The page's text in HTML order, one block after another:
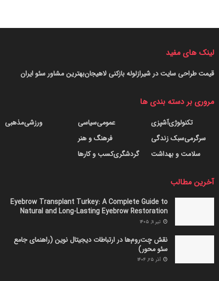
لینک های مفید
بهترین مشاور سئو ایرانلوله بازکنی لاهیجانقیمت طراحی سایت در شیراز
مروری بر دسته بندی ها
آشپزیتکنولوژی
سبک زندگیسرگرمی
سلامت و بهداشت
سیاسیعمومی
فرهنگ و هنر
کسب و کارهاگردشگری
مذهبیورزشی
آخرین مطالب
Eyebrow Transplant Turkey: A Complete Guide to
Natural and Long-Lasting Eyebrow Restoration
تیر ۱۱, ۱۴۰۵
نقش چت‌روم‌ها در ارتباطات دیجیتال نوین (راهنمای جامع
سئو محور)
آذر ۲۵, ۱۴۰۴